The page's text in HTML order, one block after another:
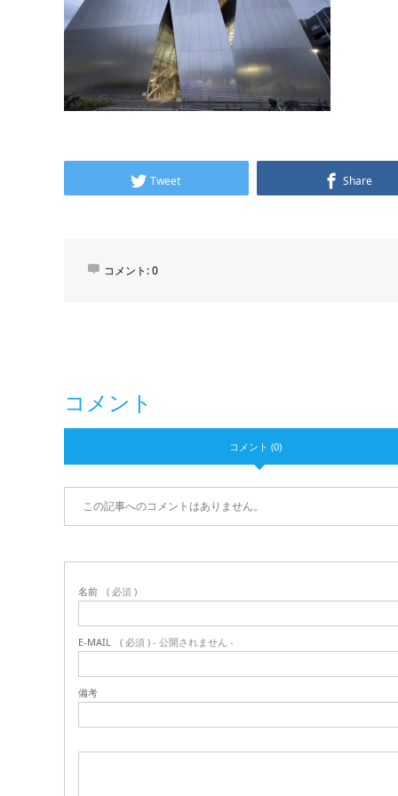
Tweet Share
コメント:0
コメント
コメント (0)
この記事へのコメントはありません。
名前 ( 必須 )
E-MAIL ( 必須 ) - 公開されません -
備考